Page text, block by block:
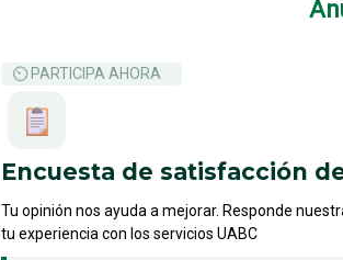
⏲ PARTICIPA AHORA
Encuesta de satisfacción
Tu opinión nos ayuda a mejorar. Responde
tu experiencia con los servicios UABC